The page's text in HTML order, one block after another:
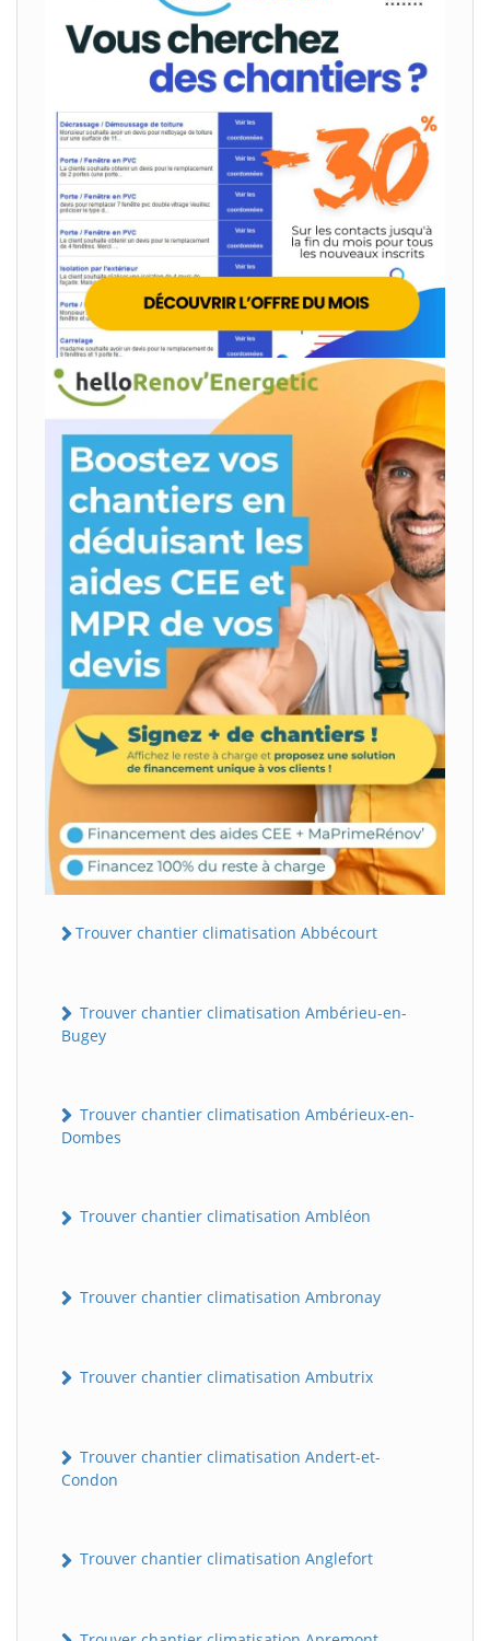
Trouver chantier climatisation Abbécourt
Trouver chantier climatisation Ambérieu-en-
Bugey
Trouver chantier climatisation Ambérieux-en-
Dombes
Trouver chantier climatisation Ambléon
Trouver chantier climatisation Ambronay
Trouver chantier climatisation Ambutrix
Trouver chantier climatisation Andert-et-
Condon
Trouver chantier climatisation Anglefort